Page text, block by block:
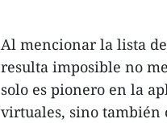
Al mencionar la lista
resulta imposible no
solo es pionero en la
virtuales, sino también